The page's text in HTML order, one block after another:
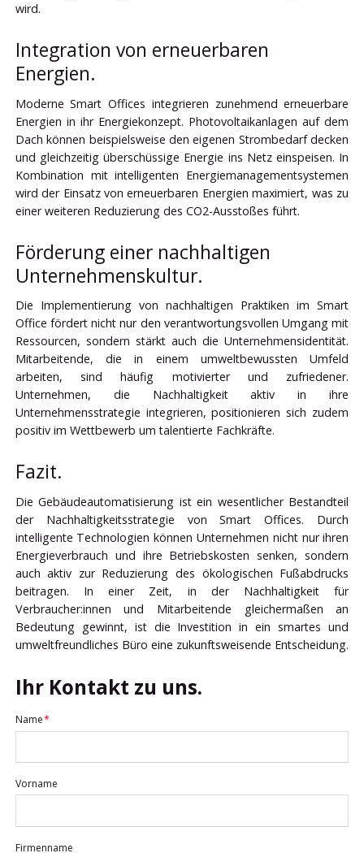
wird.
Integration von erneuerbaren
Energien.
Moderne Smart Offices integrieren zunehmend erneuerbare
Energien in ihr Energiekonzept. Photovoltaikanlagen auf dem
Dach können beispielsweise den eigenen Strombedarf decken
und gleichzeitig überschüssige Energie ins Netz einspeisen. In
Kombination mit intelligenten Energiemanagementsystemen
wird der Einsatz von erneuerbaren Energien maximiert, was zu
einer weiteren Reduzierung des CO2-Ausstoßes führt.
Förderung einer nachhaltigen
Unternehmenskultur.
Die Implementierung von nachhaltigen Praktiken im Smart
Office fördert nicht nur den verantwortungsvollen Umgang mit
Ressourcen, sondern stärkt auch die Unternehmensidentität.
Mitarbeitende, die in einem umweltbewussten Umfeld
arbeiten, sind häufig motivierter und zufriedener.
Unternehmen, die Nachhaltigkeit aktiv in ihre
Unternehmensstrategie integrieren, positionieren sich zudem
positiv im Wettbewerb um talentierte Fachkräfte.
Fazit.
Die Gebäudeautomatisierung ist ein wesentlicher Bestandteil
der Nachhaltigkeitsstrategie von Smart Offices. Durch
intelligente Technologien können Unternehmen nicht nur ihren
Energieverbrauch und ihre Betriebskosten senken, sondern
auch aktiv zur Reduzierung des ökologischen Fußabdrucks
beitragen. In einer Zeit, in der Nachhaltigkeit für
Verbraucher:innen und Mitarbeitende gleichermaßen an
Bedeutung gewinnt, ist die Investition in ein smartes und
umweltfreundliches Büro eine zukunftsweisende Entscheidung.
Ihr Kontakt zu uns.
Pflichtfeld
Name*
Vorname
Firmenname